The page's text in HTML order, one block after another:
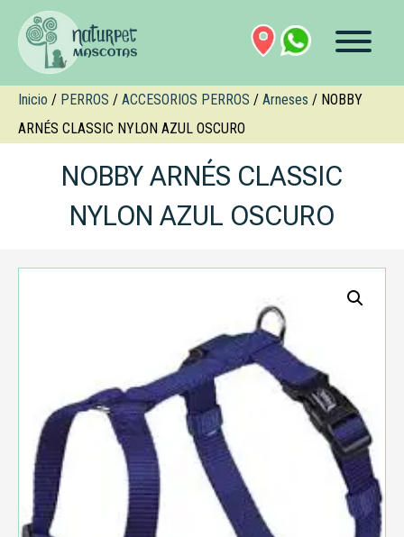
Inicio / PERROS / ACCESORIOS PERROS / Arneses / NOBBY
ARNÉS CLASSIC NYLON AZUL OSCURO
NOBBY ARNÉS CLASSIC
NYLON AZUL OSCURO